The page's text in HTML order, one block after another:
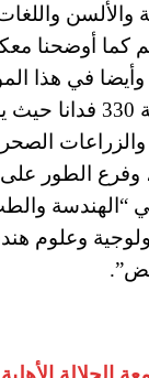
والألسن
كما أوضحنا
في هذا
هي “الهندسة
وعلوم